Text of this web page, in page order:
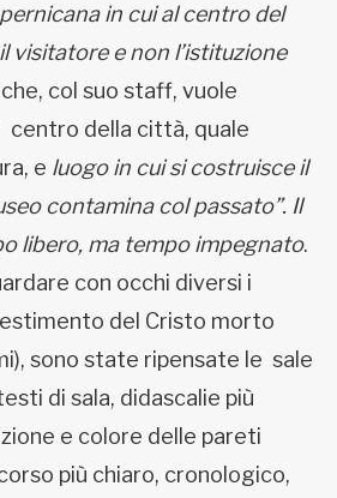
in cui al centro del
visitatore e non l’istituzione
col suo staff, vuole
della città, quale
e luogo in cui si costruisce il
contamina col passato”. Il
libero, ma tempo impegnato.
con occhi diversi i
del Cristo morto
sono state ripensate le sale
di sala, didascalie più
e colore delle pareti
più chiaro, cronologico,